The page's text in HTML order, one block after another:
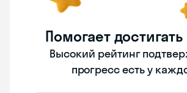
Помогает
Высокий рейтинг
прогресс есть у